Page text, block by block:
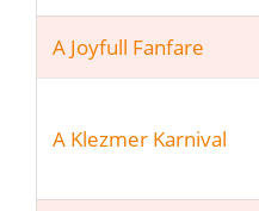
A Joyfull Fanfare
A Klezmer Karnival